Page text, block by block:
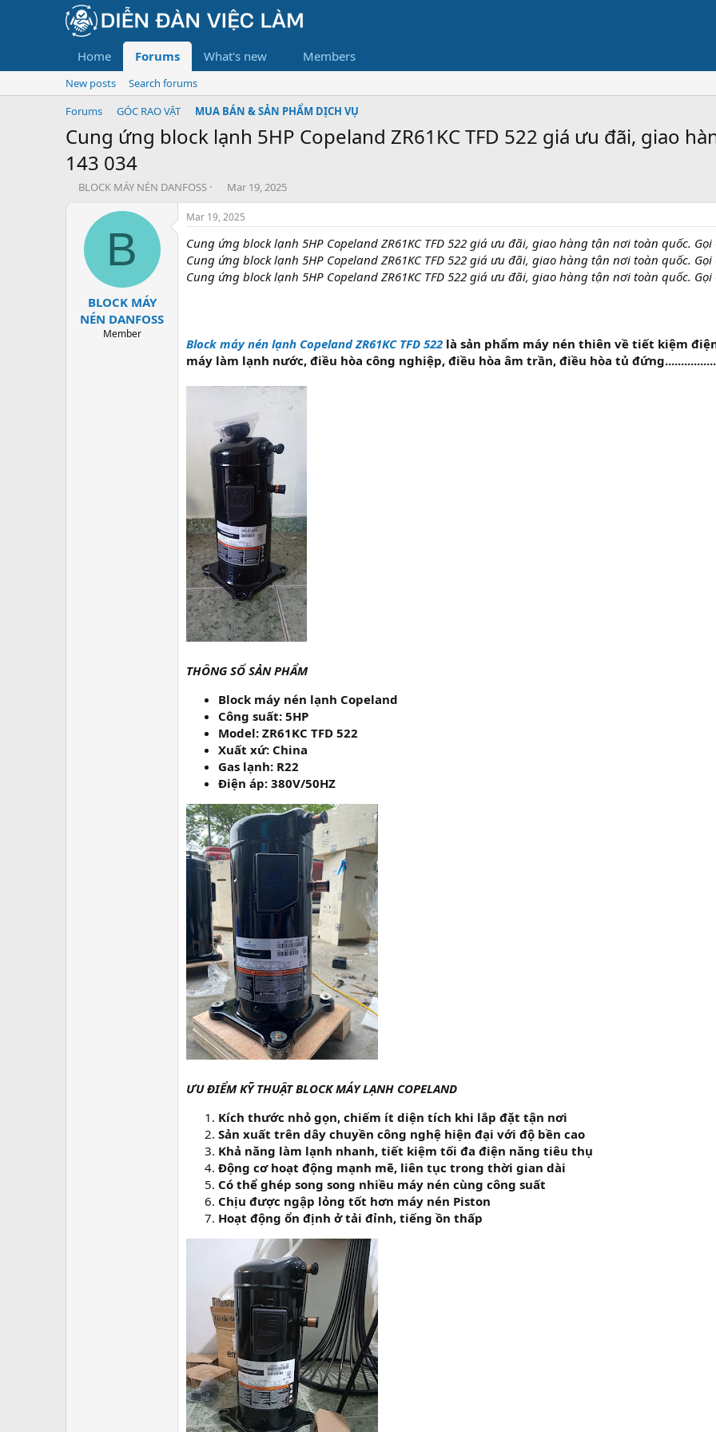
Home Forums What's new Members
New posts
Search forums
Forums
GÓC RAO VẶT MUA BÁN & SẢN PHẨM DỊCH VỤ
Cung ứng block lạnh 5HP Copeland ZR61KC TFD 522 giá ưu đãi, giao
143 034
T
r
BLOCK MÁY NÉN DANFOSS
S
t
a
r
t
d
a
Mar 19, 2025
B
BLOCK MÁY
NÉN DANFOSS
Member
Mar 19, 2025
Cung ứng block lạnh 5HP Copeland ZR61KC TFD 522 giá ưu đãi, giao hàng tận nơi toàn quốc. Gọi
Cung ứng block lạnh 5HP Copeland ZR61KC TFD 522 giá ưu đãi, giao hàng tận nơi toàn quốc. Gọi
Cung ứng block lạnh 5HP Copeland ZR61KC TFD 522 giá ưu đãi, giao hàng tận nơi toàn quốc. Gọi
Block máy nén lạnh Copeland ZR61KC TFD 522 là sản phẩm máy nén thiên về tiết kiệm
máy làm lạnh nước, điều hòa công nghiệp, điều hòa âm trần, điều hòa tủ
THÔNG SỐ SẢN PHẨM
Block máy nén lạnh Copeland
Công suất: 5HP
Model: ZR61KC TFD 522
Xuất xứ: China
Gas lạnh: R22
Điện áp: 380V/50HZ
ƯU ĐIỂM KỸ THUẬT BLOCK MÁY LẠNH COPELAND
Kích thước nhỏ gọn, chiếm ít diện tích khi lắp đặt tận nơi
Sản xuất trên dây chuyền công nghệ hiện đại với độ bền cao
Khả năng làm lạnh nhanh, tiết kiệm tối đa điện năng tiêu thụ
Động cơ hoạt động mạnh mẽ, liên tục trong thời gian dài
Có thể ghép song song nhiều máy nén cùng công suất
Chịu được ngập lỏng tốt hơn máy nén Piston
Hoạt động ổn định ở tải đỉnh, tiếng ồn thấp